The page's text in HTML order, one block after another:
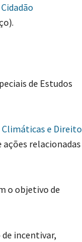
de Estudos
Climáticas e Direito
ações relacionadas
o objetivo de
incentivar,